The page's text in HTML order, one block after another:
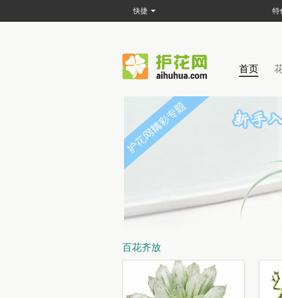
首页
百花齐放
快捷 特